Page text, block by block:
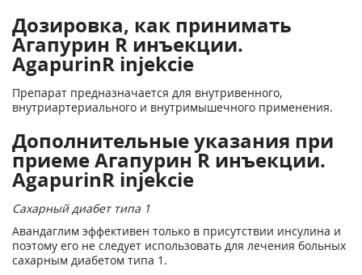
Дозировка, как принимать
Агапурин R инъекции.
AgapurinR injekcie
Препарат предназначается для внутривенного,
внутриартериального и внутримышечного применения.
Дополнительные указания при
приеме Агапурин R инъекции.
AgapurinR injekcie
Сахарный диабет типа 1
Авандаглим эффективен только в присутствии инсулина и
поэтому его не следует использовать для лечения больных
сахарным диабетом типа 1.